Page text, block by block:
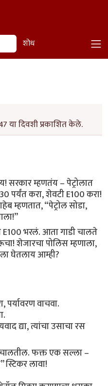
शोध
या दिवशी प्रकाशित केले.
सरकार म्हणतंय – पेट्रोलात
पर्यंत करा, शेवटी E100 करा!
म्हणतात, “पेट्रोल सोडा,
E100 भरलं. आता गाडी चालते
शेजारचा पोलिस म्हणाला,
घेतलाय आम्ही?
वाचवा.
द्या, त्यांचा उसाचा रस
चालतील. फक्त एक सल्ला –
स्टिकर लावा!